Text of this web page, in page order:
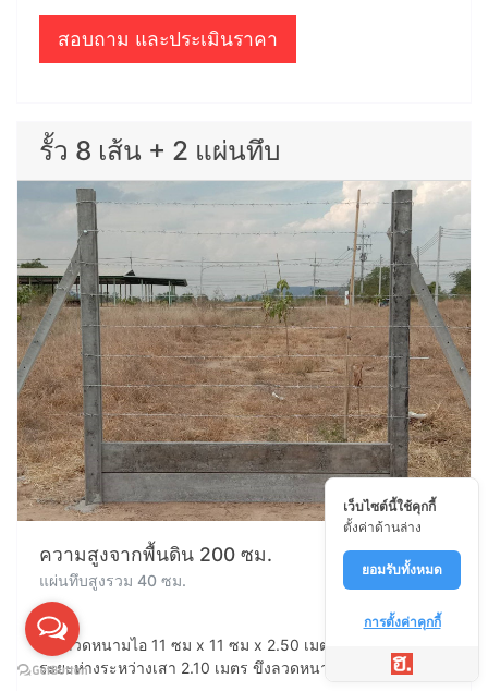
สอบถาม และประเมินราคา
รั้ว 8 เส้น + 2 แผ่นทึบ
ความสูงจากพื้นดิน 200 ซม.
แผ่นทึบสูงรวม 40 ซม.
เสาลวดหนามไอ 11 ซม x 11 ซม x 2.50 เมตร ฝังดิน 50 ซม.
ระยะห่างระหว่างเสา 2.10 เมตร ขึงลวดหนามจำนวน 8 เส้น
เว็บไซต์นี้ใช้คุกกี้
ตั้งค่าด้านล่าง
ยอมรับทั้งหมด
การตั้งค่าคุกกี้